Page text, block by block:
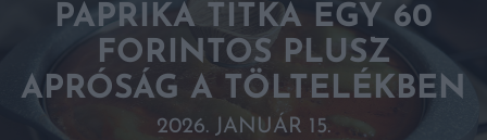
PAPRIKA TITKA EGY 60
FORINTOS PLUSZ
APRÓSÁG A TÖLTELÉKBEN
2026. JANUÁR 15.